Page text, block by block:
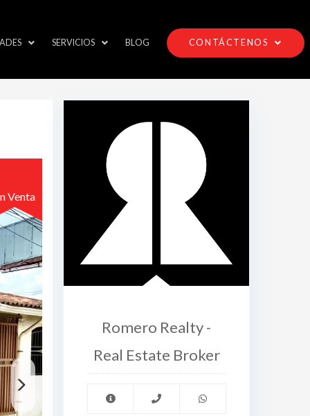
SERVICIOS BLOG CONTÁCTENOS
Venta
Romero Realty -
Real Estate Broker